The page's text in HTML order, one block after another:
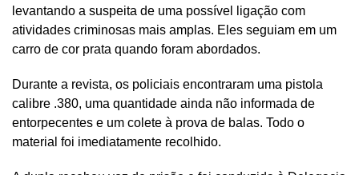
levantando a suspeita de uma possível ligação com
atividades criminosas mais amplas. Eles seguiam em um
carro de cor prata quando foram abordados.
Durante a revista, os policiais encontraram uma pistola
calibre .380, uma quantidade ainda não informada de
entorpecentes e um colete à prova de balas. Todo o
material foi imediatamente recolhido.